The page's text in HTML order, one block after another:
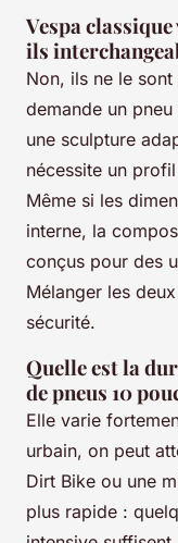
Vespa
ils
Non, ils ne le
demande un
une sculpture
nécessite un
Même si les
interne, la
conçus pour des
Mélanger les
sécurité.
Quelle est la
de pneus 10
Elle varie
urbain, on peut
Dirt Bike ou une
plus rapide :